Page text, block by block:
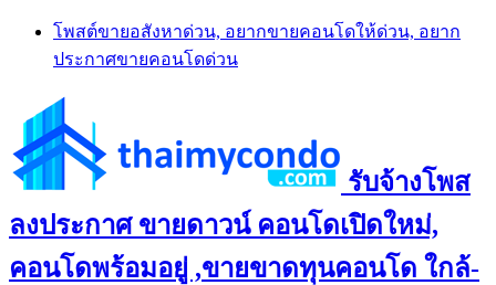
Skip
content
โพสต์ขายอสังหาด่วน, อยากขายคอนโดให้ด่วน, อยาก
ประกาศขายคอนโดด่วน
รับจ้างโพส
ลงประกาศ ขายดาวน์ คอนโดเปิดใหม่,
คอนโดพร้อมอยู่ ,ขายขาดทุนคอนโด ใกล้-